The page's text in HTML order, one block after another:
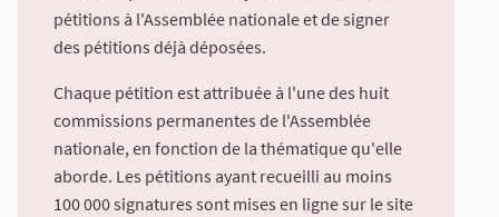
pétitions à l'Assemblée nationale et de signer
des pétitions déjà déposées.
Chaque pétition est attribuée à l'une des huit
commissions permanentes de l'Assemblée
nationale, en fonction de la thématique qu'elle
aborde. Les pétitions ayant recueilli au moins
100 000 signatures sont mises en ligne sur le site